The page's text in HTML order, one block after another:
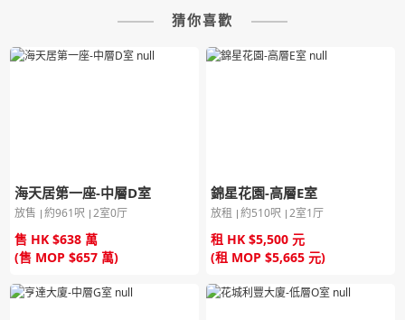
猜你喜歡
海天居第一座-中層D室
放售 約961呎 2室0厅
售 HK $638 萬
(售 MOP $657 萬)
錦星花園-高層E室
放租 約510呎 2室1厅
租 HK $5,500 元
(租 MOP $5,665 元)